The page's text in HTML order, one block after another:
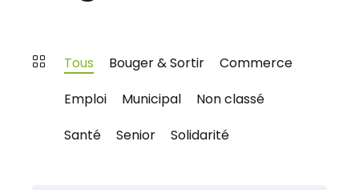
Tous Bouger & Sortir
Commerce
Emploi
Municipal
Non classé
Santé
Senior Solidarité